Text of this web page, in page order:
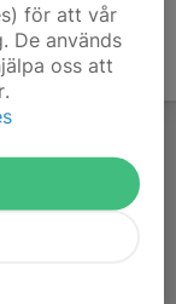
för att vår
De används
oss att